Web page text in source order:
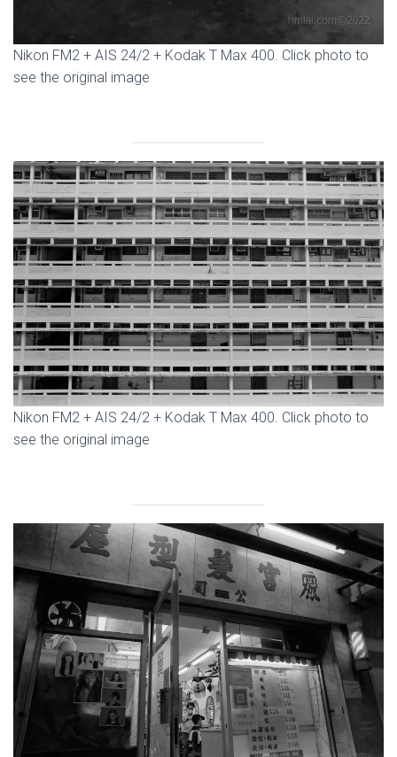
Nikon FM2 + AIS 24/2 + Kodak T Max 400. Click photo to
see the original image
Nikon FM2 + AIS 24/2 + Kodak T Max 400. Click photo to
see the original image